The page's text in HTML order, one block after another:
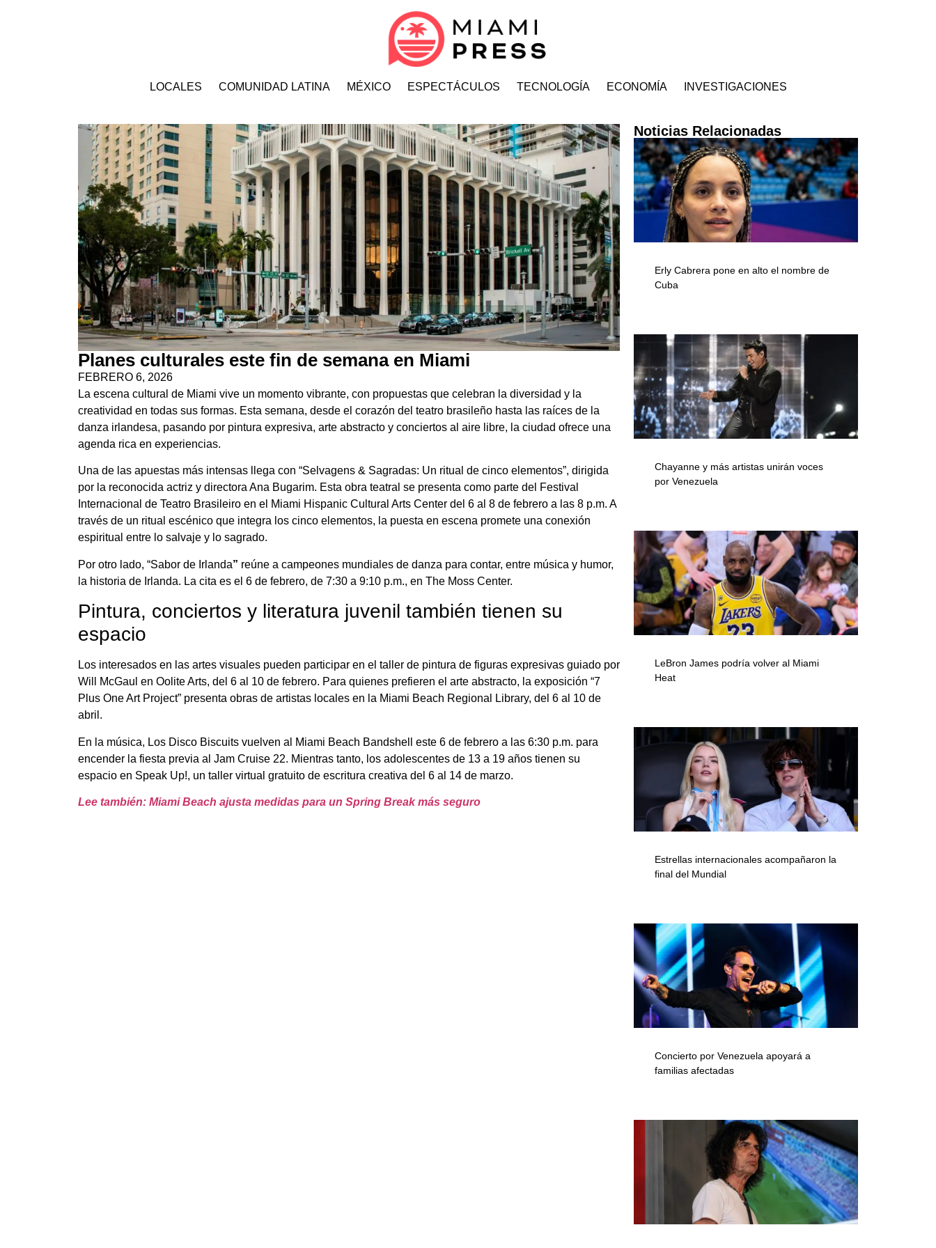
LOCALES COMUNIDAD LATINA MÉXICO ESPECTÁCULOS TECNOLOGÍA ECONOMÍA INVESTIGACIONES
Planes culturales este fin de semana en Miami
FEBRERO 6, 2026
La escena cultural de Miami vive un momento vibrante, con propuestas que celebran la diversidad y la
creatividad en todas sus formas. Esta semana, desde el corazón del teatro brasileño hasta las raíces de la
danza irlandesa, pasando por pintura expresiva, arte abstracto y conciertos al aire libre, la ciudad ofrece una
agenda rica en experiencias.
Una de las apuestas más intensas llega con “Selvagens & Sagradas: Un ritual de cinco elementos”, dirigida
por la reconocida actriz y directora Ana Bugarim. Esta obra teatral se presenta como parte del Festival
Internacional de Teatro Brasileiro en el Miami Hispanic Cultural Arts Center del 6 al 8 de febrero a las 8 p.m. A
través de un ritual escénico que integra los cinco elementos, la puesta en escena promete una conexión
espiritual entre lo salvaje y lo sagrado.
Por otro lado, “Sabor de Irlanda” reúne a campeones mundiales de danza para contar, entre música y humor,
la historia de Irlanda. La cita es el 6 de febrero, de 7:30 a 9:10 p.m., en The Moss Center.
Pintura, conciertos y literatura juvenil también tienen su
espacio
Los interesados en las artes visuales pueden participar en el taller de pintura de figuras expresivas guiado por
Will McGaul en Oolite Arts, del 6 al 10 de febrero. Para quienes prefieren el arte abstracto, la exposición “7
Plus One Art Project” presenta obras de artistas locales en la Miami Beach Regional Library, del 6 al 10 de
abril.
En la música, Los Disco Biscuits vuelven al Miami Beach Bandshell este 6 de febrero a las 6:30 p.m. para
encender la fiesta previa al Jam Cruise 22. Mientras tanto, los adolescentes de 13 a 19 años tienen su
espacio en Speak Up!, un taller virtual gratuito de escritura creativa del 6 al 14 de marzo.
Lee también: Miami Beach ajusta medidas para un Spring Break más seguro
Noticias Relacionadas
Erly Cabrera pone en alto el nombre de
Cuba
Chayanne y más artistas unirán voces
por Venezuela
LeBron James podría volver al Miami
Heat
Estrellas internacionales acompañaron la
final del Mundial
Concierto por Venezuela apoyará a
familias afectadas